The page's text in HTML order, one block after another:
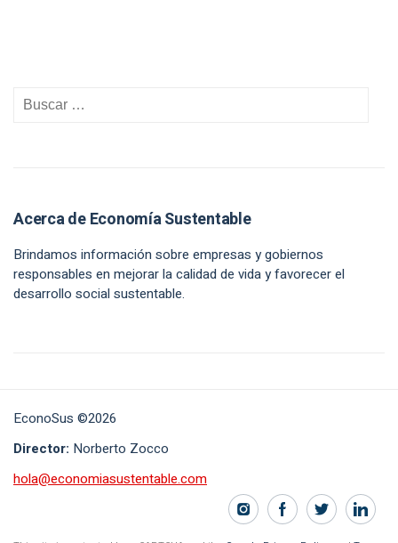
Acerca de Economía Sustentable
Brindamos información sobre empresas y gobiernos
responsables en mejorar la calidad de vida y favorecer el
desarrollo social sustentable.
EconoSus ©2026
Director: Norberto Zocco
hola@economiasustentable.com